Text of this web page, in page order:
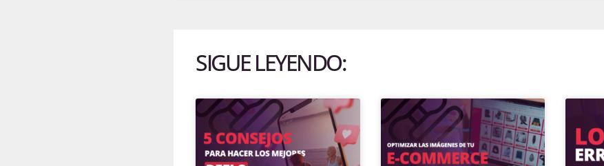
SIGUE LEYENDO: